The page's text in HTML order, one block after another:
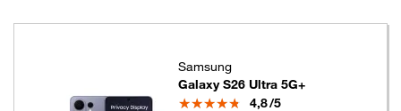
Samsung
Galaxy S26 Ultra 5G+
Note
4,8/5